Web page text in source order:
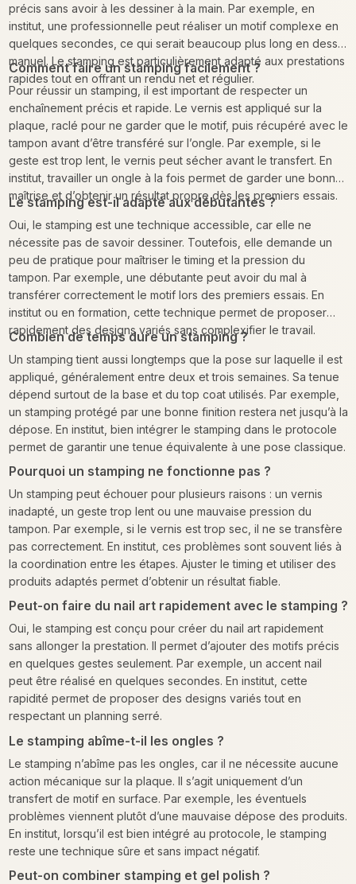
précis sans avoir à les dessiner à la main. Par exemple, en
institut, une professionnelle peut réaliser un motif complexe en
quelques secondes, ce qui serait beaucoup plus long en dessin
manuel. Le stamping est particulièrement adapté aux prestations
rapides tout en offrant un rendu net et régulier.
Comment faire un stamping facilement ?
Pour réussir un stamping, il est important de respecter un
enchaînement précis et rapide. Le vernis est appliqué sur la
plaque, raclé pour ne garder que le motif, puis récupéré avec le
tampon avant d’être transféré sur l’ongle. Par exemple, si le
geste est trop lent, le vernis peut sécher avant le transfert. En
institut, travailler un ongle à la fois permet de garder une bonne
maîtrise et d’obtenir un résultat propre dès les premiers essais.
Le stamping est-il adapté aux débutantes ?
Oui, le stamping est une technique accessible, car elle ne
nécessite pas de savoir dessiner. Toutefois, elle demande un
peu de pratique pour maîtriser le timing et la pression du
tampon. Par exemple, une débutante peut avoir du mal à
transférer correctement le motif lors des premiers essais. En
institut ou en formation, cette technique permet de proposer
rapidement des designs variés sans complexifier le travail.
Combien de temps dure un stamping ?
Un stamping tient aussi longtemps que la pose sur laquelle il est
appliqué, généralement entre deux et trois semaines. Sa tenue
dépend surtout de la base et du top coat utilisés. Par exemple,
un stamping protégé par une bonne finition restera net jusqu’à la
dépose. En institut, bien intégrer le stamping dans le protocole
permet de garantir une tenue équivalente à une pose classique.
Pourquoi un stamping ne fonctionne pas ?
Un stamping peut échouer pour plusieurs raisons : un vernis
inadapté, un geste trop lent ou une mauvaise pression du
tampon. Par exemple, si le vernis est trop sec, il ne se transfère
pas correctement. En institut, ces problèmes sont souvent liés à
la coordination entre les étapes. Ajuster le timing et utiliser des
produits adaptés permet d’obtenir un résultat fiable.
Peut-on faire du nail art rapidement avec le stamping ?
Oui, le stamping est conçu pour créer du nail art rapidement
sans allonger la prestation. Il permet d’ajouter des motifs précis
en quelques gestes seulement. Par exemple, un accent nail
peut être réalisé en quelques secondes. En institut, cette
rapidité permet de proposer des designs variés tout en
respectant un planning serré.
Le stamping abîme-t-il les ongles ?
Le stamping n’abîme pas les ongles, car il ne nécessite aucune
action mécanique sur la plaque. Il s’agit uniquement d’un
transfert de motif en surface. Par exemple, les éventuels
problèmes viennent plutôt d’une mauvaise dépose des produits.
En institut, lorsqu’il est bien intégré au protocole, le stamping
reste une technique sûre et sans impact négatif.
Peut-on combiner stamping et gel polish ?